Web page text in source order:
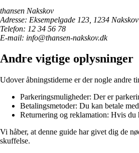
thansen Nakskov
Adresse: Eksempelgade 123, 1234 Nakskov
Telefon: 12 34 56 78
E-mail: info@thansen-nakskov.dk
Andre vigtige oplysninger
Udover åbningstiderne er der nogle andre
Parkeringsmuligheder: Der er
Betalingsmetoder: Du kan betale
Returnering og reklamation: Hvis du
Vi håber, at denne guide har givet dig de
skuffelse.